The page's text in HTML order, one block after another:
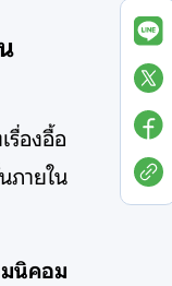
รื่องอื้อ
ภายใน
นิคอม